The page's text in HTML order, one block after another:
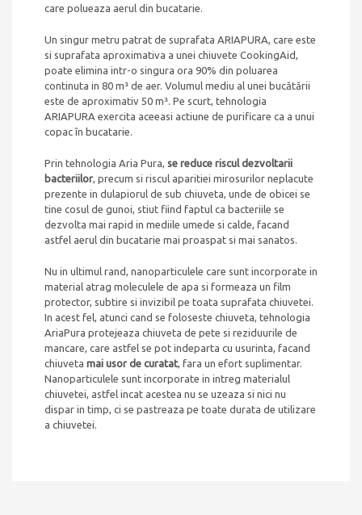
care polueaza aerul din bucatarie.
Un singur metru patrat de suprafata ARIAPURA, care este
si suprafata aproximativa a unei chiuvete CookingAid,
poate elimina intr-o singura ora 90% din poluarea
continuta in 80 m³ de aer. Volumul mediu al unei bucătării
este de aproximativ 50 m³. Pe scurt, tehnologia
ARIAPURA exercita aceeasi actiune de purificare ca a unui
copac în bucatarie.
Prin tehnologia Aria Pura, se reduce riscul dezvoltarii
bacteriilor, precum si riscul aparitiei mirosurilor neplacute
prezente in dulapiorul de sub chiuveta, unde de obicei se
tine cosul de gunoi, stiut fiind faptul ca bacteriile se
dezvolta mai rapid in mediile umede si calde, facand
astfel aerul din bucatarie mai proaspat si mai sanatos.
Nu in ultimul rand, nanoparticulele care sunt incorporate in
material atrag moleculele de apa si formeaza un film
protector, subtire si invizibil pe toata suprafata chiuvetei.
In acest fel, atunci cand se foloseste chiuveta, tehnologia
AriaPura protejeaza chiuveta de pete si reziduurile de
mancare, care astfel se pot indeparta cu usurinta, facand
chiuveta mai usor de curatat, fara un efort suplimentar.
Nanoparticulele sunt incorporate in intreg materialul
chiuvetei, astfel incat acestea nu se uzeaza si nici nu
dispar in timp, ci se pastreaza pe toate durata de utilizare
a chiuvetei.